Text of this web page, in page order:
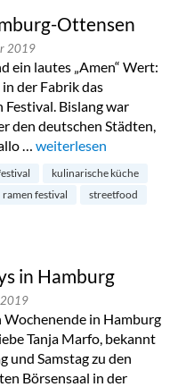
Ottensen
2019
ein lautes „Amen“ Wert:
der Fabrik das
Bislang war
den deutschen Städten,
… „Ramen Festival in
weiterlesen
kulinarische küche
ramen festival streetfood
in Hamburg
2019
in Hamburg
Tanja Marfo, bekannt
und Samstag zu den
Börsensaal in der